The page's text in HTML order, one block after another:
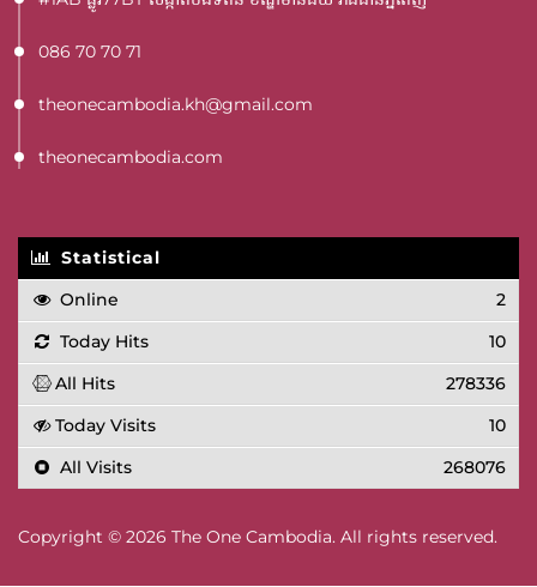
086 70 70 71
theonecambodia.kh@gmail.com
theonecambodia.com
Statistical
Online
2
Today Hits
10
All Hits
278336
Today Visits
10
All Visits
268076
Copyright © 2026 The One Cambodia. All rights reserved.